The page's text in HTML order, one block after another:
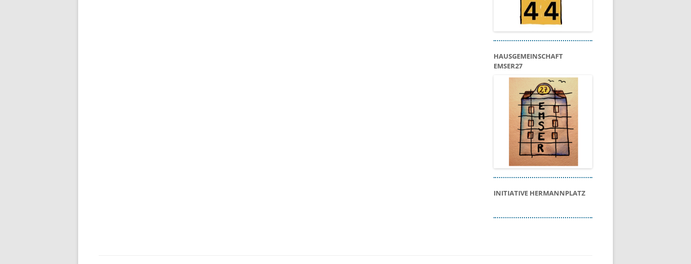
HAUSGEMEINSCHAFT
EMSER27
INITIATIVE HERMANNPLATZ